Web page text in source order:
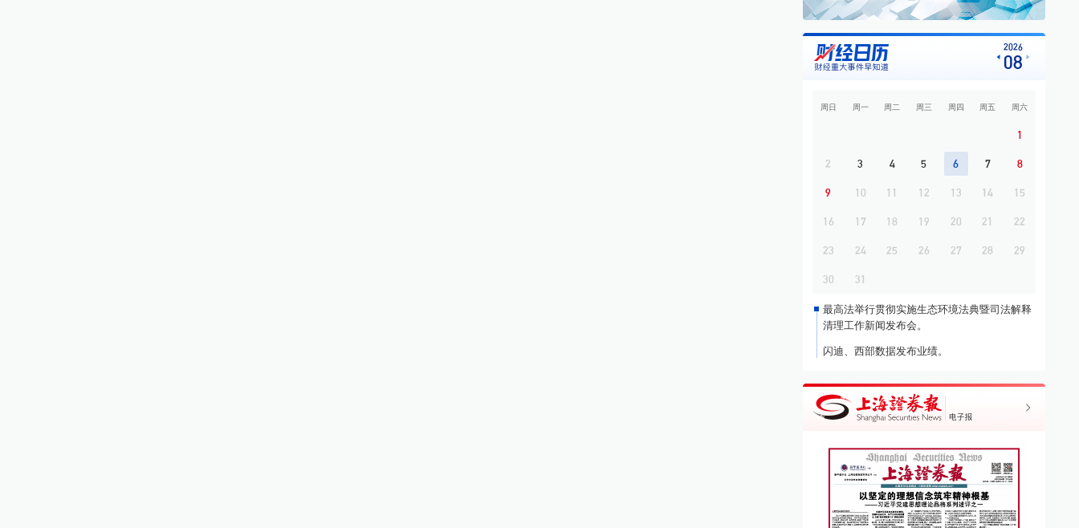
跌 黄金强势反弹
10 开盘必读 2026
08
周日 周一 周二 周三 周四 周五 周六
1
2 3 4 5 6 7 8
9 10 11 12 13 14 15
16 17 18 19 20 21 22
23 24 25 26 27 28 29
30 31
最高法举行贯彻实施生态环境法典暨司法解释
清理工作新闻发布会。
闪迪、西部数据发布业绩。